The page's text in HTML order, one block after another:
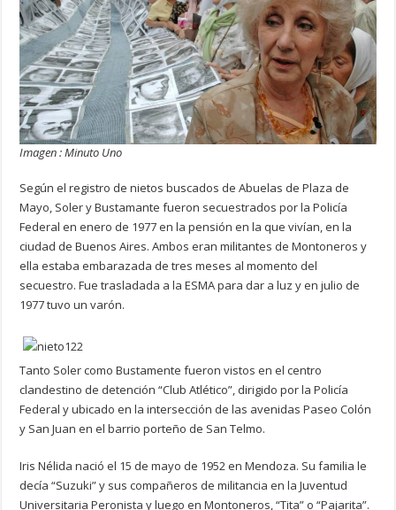
Imagen : Minuto Uno
Según el registro de nietos buscados de Abuelas de Plaza de
Mayo, Soler y Bustamante fueron secuestrados por la Policía
Federal en enero de 1977 en la pensión en la que vivían, en la
ciudad de Buenos Aires. Ambos eran militantes de Montoneros y
ella estaba embarazada de tres meses al momento del
secuestro. Fue trasladada a la ESMA para dar a luz y en julio de
1977 tuvo un varón.
Tanto Soler como Bustamente fueron vistos en el centro
clandestino de detención “Club Atlético”, dirigido por la Policía
Federal y ubicado en la intersección de las avenidas Paseo Colón
y San Juan en el barrio porteño de San Telmo.
Iris Nélida nació el 15 de mayo de 1952 en Mendoza. Su familia le
decía “Suzuki” y sus compañeros de militancia en la Juventud
Universitaria Peronista y luego en Montoneros, “Tita” o “Pajarita”.